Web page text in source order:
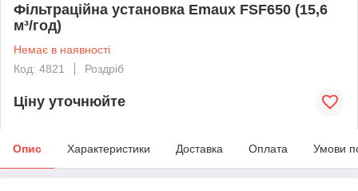
Фільтраційна установка Emaux FSF650 (15,6
м³/год)
Немає в наявності
Код: 4821
Роздріб
Ціну уточнюйте
Опис Характеристики Доставка Оплата Умови